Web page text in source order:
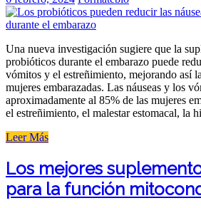
on
Una nueva investigación sugiere que la
probióticos durante el embarazo puede
vómitos y el estreñimiento, mejorando así
mujeres embarazadas. Las náuseas y los
aproximadamente al 85% de las mujeres
el estreñimiento, el malestar estomacal, la
Leer Más«Los
pueden
reducir
las
náuseas
Los mejores
para la función